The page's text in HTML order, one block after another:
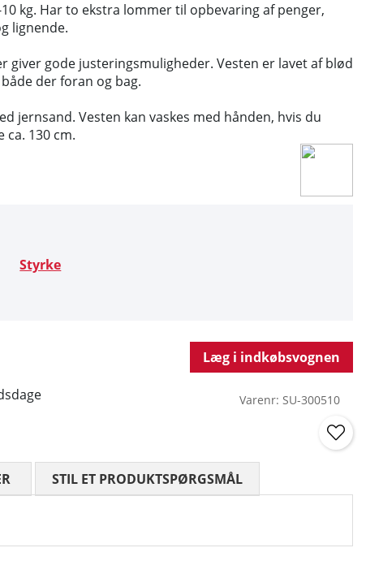
kg. Har to ekstra lommer til opbevaring af penger,
lignende.
giver gode justeringsmuligheder. Vesten er lavet af blød
der foran og bag.
jernsand. Vesten kan vaskes med hånden, hvis du
130 cm.
Styrke
Læg i indkøbsvognen
Varenr: SU-300510
GENNEMSNITLIG VURDERING 0 UD AF 5 ANTAL
STIL ET PRODUKTSPØRGSMÅL